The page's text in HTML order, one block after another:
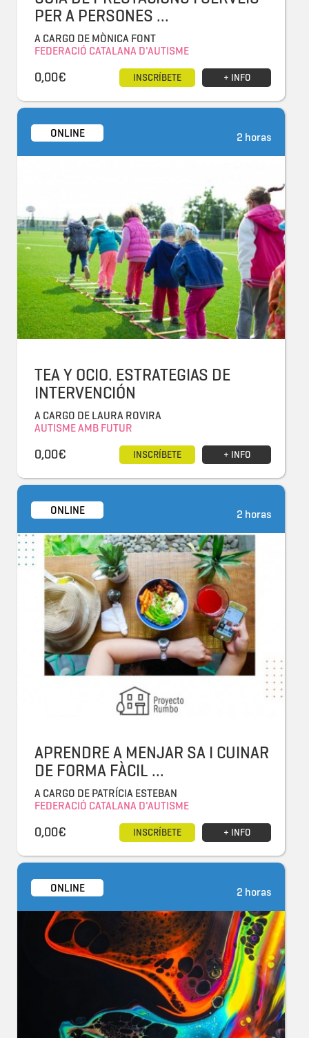
PER A PERSONES ...
A CARGO DE MÒNICA FONT
FEDERACIÓ CATALANA D'AUTISME
0,00€ + INFO
INSCRÍBETE
2 horas
ONLINE
TEA Y OCIO. ESTRATEGIAS DE
INTERVENCIÓN
A CARGO DE LAURA ROVIRA
AUTISME AMB FUTUR
0,00€ + INFO
INSCRÍBETE
2 horas
ONLINE
APRENDRE A MENJAR SA I CUINAR
DE FORMA FÀCIL ...
A CARGO DE PATRÍCIA ESTEBAN
FEDERACIÓ CATALANA D'AUTISME
0,00€ + INFO
INSCRÍBETE
2 horas
ONLINE